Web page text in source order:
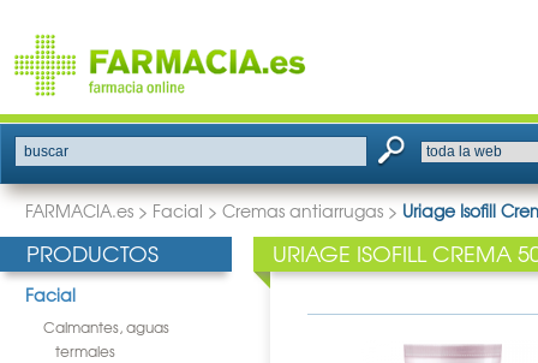
buscar
FARMACIA.es > Facial > Cremas antiarrugas > Uriage Isofill
PRODUCTOS
Facial
Calmantes, aguas
termales
URIAGE ISOFILL CREMA